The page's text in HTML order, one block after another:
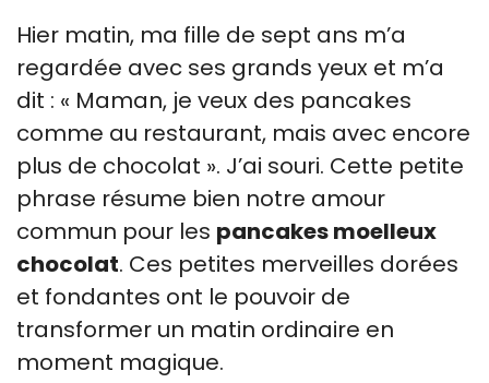
Hier matin, ma fille de sept ans m’a
regardée avec ses grands yeux et m’a
dit : « Maman, je veux des pancakes
comme au restaurant, mais avec encore
plus de chocolat ». J’ai souri. Cette petite
phrase résume bien notre amour
commun pour les pancakes moelleux
chocolat. Ces petites merveilles dorées
et fondantes ont le pouvoir de
transformer un matin ordinaire en
moment magique.